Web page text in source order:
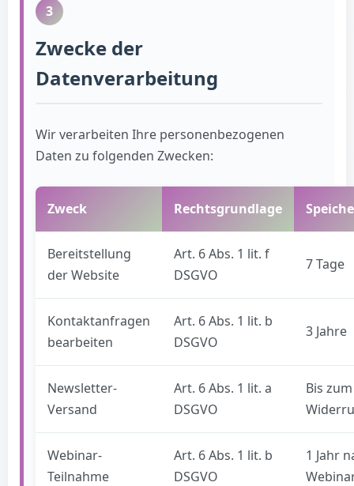
3
Zwecke der
Datenverarbeitung
Wir verarbeiten Ihre personenbezogenen
Daten zu folgenden Zwecken:
Zweck Rechtsgrundlage
Bereitstellung
der Website
Art. 6 Abs. 1 lit. f
DSGVO
7 Tage
Kontaktanfragen
bearbeiten
Art. 6 Abs. 1 lit. b
DSGVO
3 Jahre
Newsletter-
Versand
Art. 6 Abs. 1 lit. a
DSGVO
Bis zum
Webinar-
Teilnahme
Art. 6 Abs. 1 lit. b
DSGVO
1 Jahr